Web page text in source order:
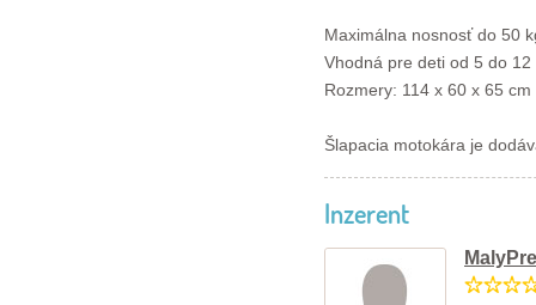
Maximálna nosnosť do 50
Vhodná pre deti od 5 do 12
Rozmery: 114 x 60 x 65
Šlapacia motokára je
Inzerent